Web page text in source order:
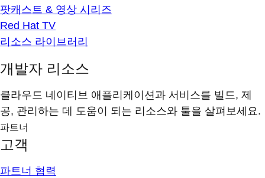
팟캐스트 & 영상 시리즈
Red Hat TV
리소스 라이브러리
개발자 리소스
클라우드 네이티브 애플리케이션과 서비스를 빌드, 제
공, 관리하는 데 도움이 되는 리소스와 툴을 살펴보세요.
파트너
고객
파트너 협력